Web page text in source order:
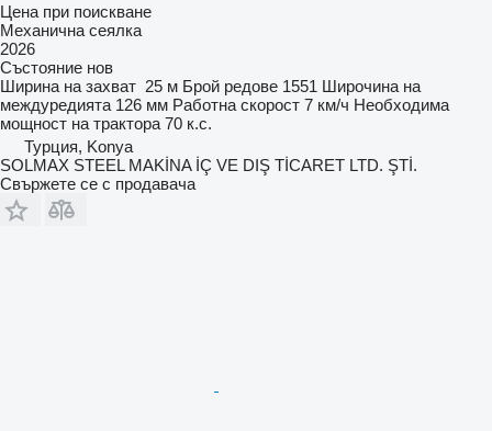
Цена при поискване
Механична сеялка
2026
Състояние нов
Ширина на захват 25 м Брой редове 1551 Широчина на
междуредията 126 мм Работна скорост 7 км/ч Необходима
мощност на трактора 70 к.с.
Турция, Konya
SOLMAX STEEL MAKİNA İÇ VE DIŞ TİCARET LTD. ŞTİ.
Свържете се с продавача